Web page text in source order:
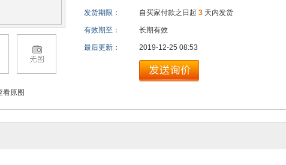
原图
发货期限： 自买家付款之日起 3 天内发货
有效期至： 长期有效
最后更新： 2019-12-25 08:53